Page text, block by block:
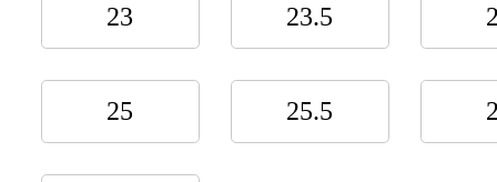
23 23.5
25 25.5